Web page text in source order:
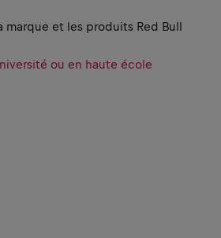
marque et les produits Red Bull
ou en haute école